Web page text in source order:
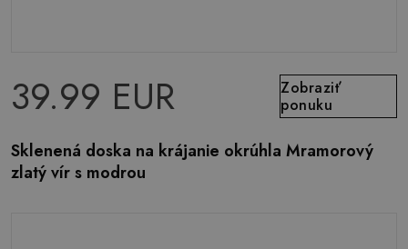
39.99 EUR
Zobraziť
ponuku
Sklenená doska na krájanie okrúhla Mramorový
zlatý vír s modrou